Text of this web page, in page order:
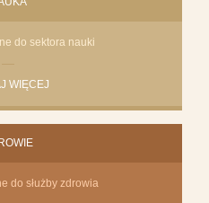
do sektora nauki
WIĘCEJ
do służby zdrowia